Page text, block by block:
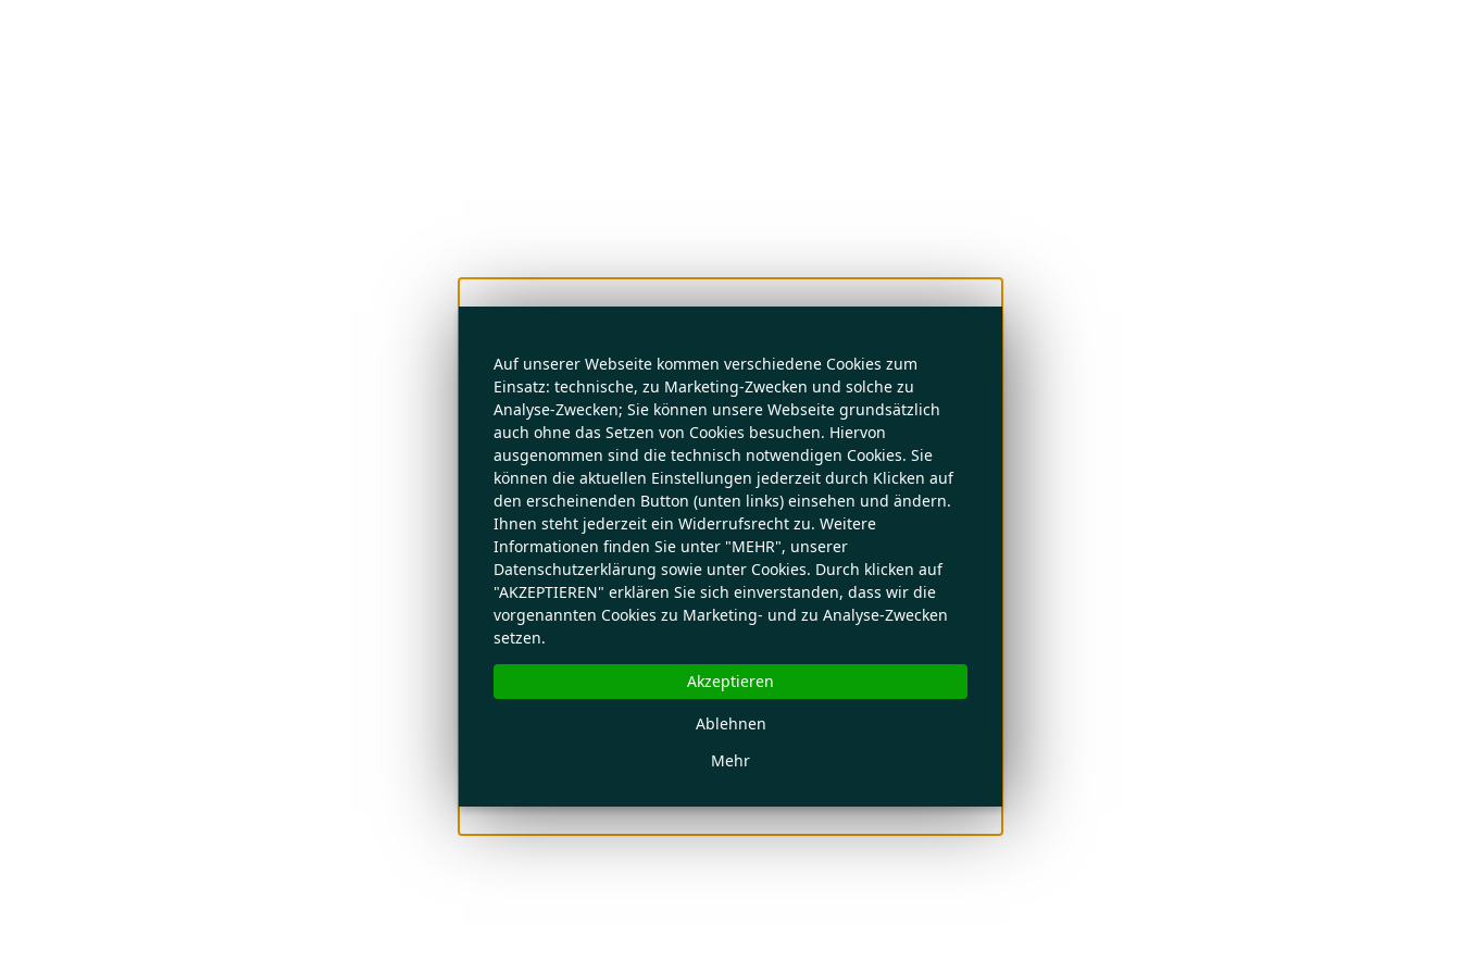
Auf unserer Webseite kommen verschiedene Cookies zum
Einsatz: technische, zu Marketing-Zwecken und solche zu
Analyse-Zwecken; Sie können unsere Webseite grundsätzlich
auch ohne das Setzen von Cookies besuchen. Hiervon
ausgenommen sind die technisch notwendigen Cookies. Sie
können die aktuellen Einstellungen jederzeit durch Klicken auf
den erscheinenden Button (unten links) einsehen und ändern.
Ihnen steht jederzeit ein Widerrufsrecht zu. Weitere
Informationen finden Sie unter "MEHR", unserer
Datenschutzerklärung sowie unter Cookies. Durch klicken auf
"AKZEPTIEREN" erklären Sie sich einverstanden, dass wir die
vorgenannten Cookies zu Marketing- und zu Analyse-Zwecken
setzen.
Mehr
Ablehnen
Akzeptieren